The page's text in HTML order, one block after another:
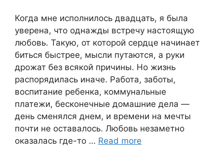
Когда мне исполнилось двадцать, я была
уверена, что однажды встречу настоящую
любовь. Такую, от которой сердце начинает
биться быстрее, мысли путаются, а руки
дрожат без всякой причины. Но жизнь
распорядилась иначе. Работа, заботы,
воспитание ребенка, коммунальные
платежи, бесконечные домашние дела —
день сменялся днем, и времени на мечты
почти не оставалось. Любовь незаметно
оказалась где-то … Read more